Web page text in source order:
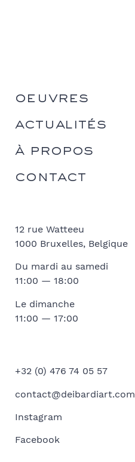
oeuvres
actualités
à propos
contact
12 rue Watteeu
1000 Bruxelles, Belgique
Du mardi au samedi
11:00 — 18:00
Le dimanche
11:00 — 17:00
+32 (0) 476 74 05 57
contact@deibardiart.com
Instagram
Facebook